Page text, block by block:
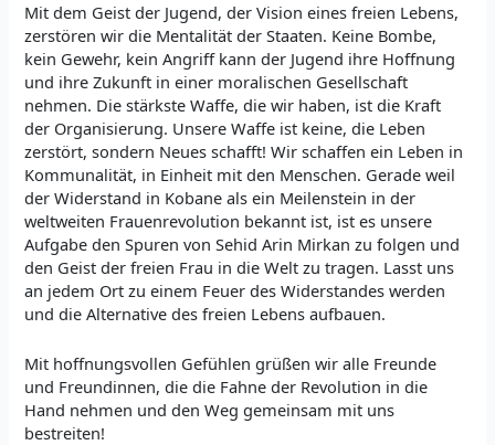
Mit dem Geist der Jugend, der Vision eines freien Lebens,
zerstören wir die Mentalität der Staaten. Keine Bombe,
kein Gewehr, kein Angriff kann der Jugend ihre Hoffnung
und ihre Zukunft in einer moralischen Gesellschaft
nehmen. Die stärkste Waffe, die wir haben, ist die Kraft
der Organisierung. Unsere Waffe ist keine, die Leben
zerstört, sondern Neues schafft! Wir schaffen ein Leben in
Kommunalität, in Einheit mit den Menschen. Gerade weil
der Widerstand in Kobane als ein Meilenstein in der
weltweiten Frauenrevolution bekannt ist, ist es unsere
Aufgabe den Spuren von Sehid Arin Mirkan zu folgen und
den Geist der freien Frau in die Welt zu tragen. Lasst uns
an jedem Ort zu einem Feuer des Widerstandes werden
und die Alternative des freien Lebens aufbauen.
Mit hoffnungsvollen Gefühlen grüßen wir alle Freunde
und Freundinnen, die die Fahne der Revolution in die
Hand nehmen und den Weg gemeinsam mit uns
bestreiten!